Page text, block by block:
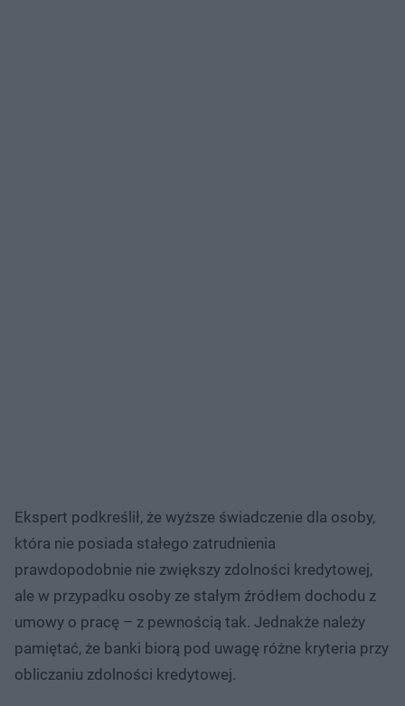
Ekspert podkreślił, że wyższe świadczenie dla osoby,
która nie posiada stałego zatrudnienia
prawdopodobnie nie zwiększy zdolności kredytowej,
ale w przypadku osoby ze stałym źródłem dochodu z
umowy o pracę – z pewnością tak. Jednakże należy
pamiętać, że banki biorą pod uwagę różne kryteria przy
obliczaniu zdolności kredytowej.